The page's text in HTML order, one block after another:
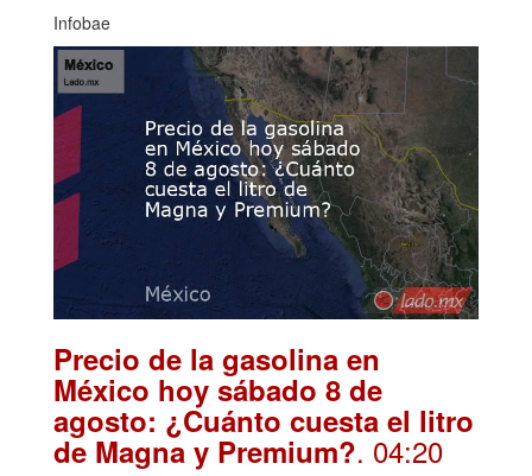
Infobae
Precio de la gasolina en
México hoy sábado 8 de
agosto: ¿Cuánto cuesta el litro
de Magna y Premium?. 04:20